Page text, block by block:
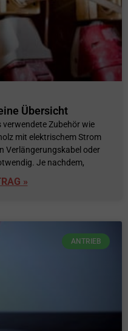
Übersicht
Zubehör wie
mit elektrischem Strom
Verlängerungskabel oder
Je nachdem,
»
ANTRIEB